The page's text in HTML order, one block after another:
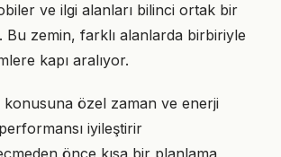
ve ilgi alanları bilinci ortak bir
Bu zemin, farklı alanlarda birbiriyle
kapı aralıyor.
özel zaman ve enerji
iyileştirir
önce kısa bir planlama